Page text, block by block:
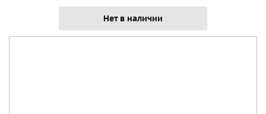
Нет в наличии